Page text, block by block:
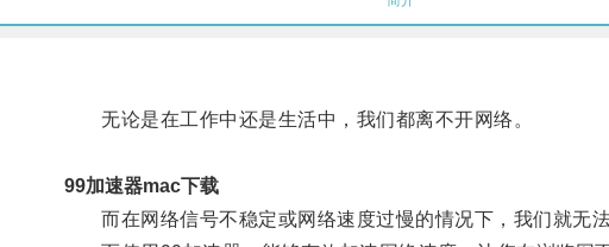
无论是在工作中还是生活中，我们都离不开网络。
99加速器mac下载
而在网络信号不稳定或网络速度过慢的情况下，我们就无法